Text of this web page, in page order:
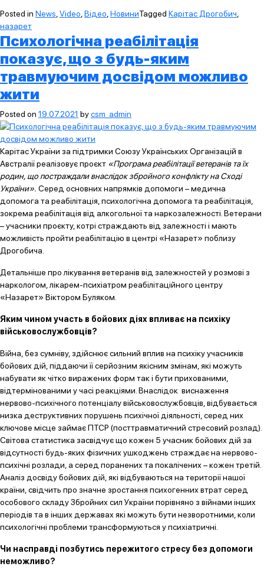
Posted in News Video Відео НовиниTagged Карітас Дрогобич
назарет
Психологічна реабілітація
показує, що з будь-яким
травмуючим досвідом можливо
жити
Posted on 19.07.2021 bycsm_admin
Карітас України за підтримки Союзу Українських Організацій в
Австралії реалізовує проєкт «Програма реабілітації ветеранів та їх
родин, що постраждали внаслідок збройного конфлікту на Сході
України». Серед основних напрямків допомоги – медична
допомога та реабілітація, психологічна допомога та реабілітація,
зокрема реабілітація від алкогольної та наркозалежності. Ветерани
– учасники проєкту, котрі страждають від залежності і мають
можливість пройти реабілітацію в центрі «Назарет» поблизу
Дрогобича.
Детальніше про лікування ветеранів від залежностей у розмові з
наркологом, лікарем-психіатром реабілітаційного центру
«Назарет» Віктором Буляком.
Яким чином участь в бойових діях впливає на психіку
військовослужбовців?
Війна, без сумніву, здійснює сильний вплив на психіку учасників
бойових дій, піддаючи її серйозним якісним змінам, які можуть
набувати як чітко виражених форм так і бути прихованими,
відтермінованими у часі реакціями. Внаслідок виснаження
нервово-психічного потенціалу військовослужбовців, відбувається
низка деструктивних порушень психічної діяльності, серед них
ключове місце займає ПТСР (посттравматичний стресовий розлад).
Світова статистика засвідчує що кожен 5 учасник бойових дій за
відсутності будь-яких фізичних ушкоджень страждає на нервово-
психічні розлади, а серед поранених та покалічених – кожен третій.
Аналіз досвіду бойових дій, які відбуваються на території нашої
країни, свідчить про значне зростання психогенних втрат серед
особового складу Збройних сил України порівняно з війнами інших
періодів та в інших державах які можуть бути незворотними, коли
психологічні проблеми трансформуються у психіатричні.
Чи насправді позбутись пережитого стресу без допомоги
неможливо?